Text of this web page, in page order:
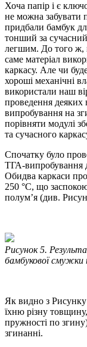
Хоча папір і є
не можна забувати
придбали бамбук
тонший за
легшим. До того ж,
саме матеріал
каркасу. Але чи
хороші механічні
використали наш
проведення деяких
випробування на
порівняти модулі
та сучасного
Спочатку було
ТГА-випробування
Обидва каркаси
250 °C, що
полум’я (див.
Рисунок 5.
бамбукової
Як видно з Рисунку
їхню різну
пружності по
згинанні.